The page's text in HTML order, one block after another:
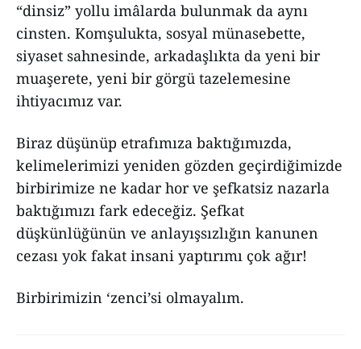
“dinsiz” yollu imâlarda bulunmak da aynı
cinsten. Komşulukta, sosyal münasebette,
siyaset sahnesinde, arkadaşlıkta da yeni bir
muaşerete, yeni bir görgü tazelemesine
ihtiyacımız var.
Biraz düşünüp etrafımıza baktığımızda,
kelimelerimizi yeniden gözden geçirdiğimizde
birbirimize ne kadar hor ve şefkatsiz nazarla
baktığımızı fark edeceğiz. Şefkat
düşkünlüğünün ve anlayışsızlığın kanunen
cezası yok fakat insani yaptırımı çok ağır!
Birbirimizin ‘zenci’si olmayalım.